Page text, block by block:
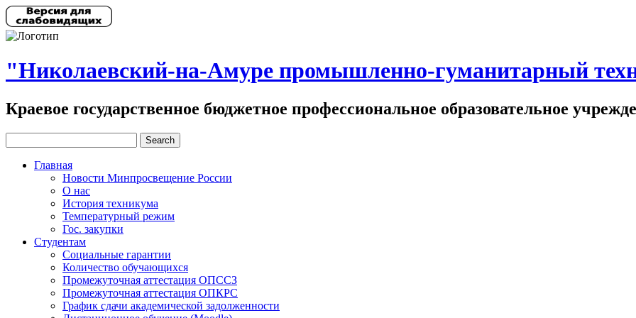
"Николаевский-на-Амуре промышленно-гуманитарный
Краевое государственное бюджетное профессиональное образовательное
Главная
Новости Минпросвещение России
О нас
История техникума
Температурный режим
Гос. закупки
Студентам
Социальные гарантии
Количество обучающихся
Промежуточная аттестация ОПССЗ
Промежуточная аттестация ОПКРС
График сдачи академической задолженности